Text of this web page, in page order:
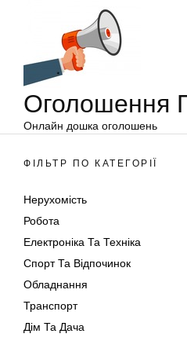
Оголошення
Онлайн дошка оголошень
ФІЛЬТР ПО КАТЕГОРІЇ
Нерухомість
Робота
Електроніка Та Техніка
Спорт Та Відпочинок
Обладнання
Транспорт
Дім Та Дача